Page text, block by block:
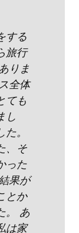
する
旅行
りま
全体
ても
し
。
、そ
った
果が
とか
。 あ
は家